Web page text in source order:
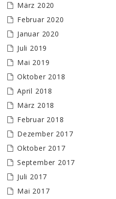
März 2020
Februar 2020
Januar 2020
Juli 2019
Mai 2019
Oktober 2018
April 2018
März 2018
Februar 2018
Dezember 2017
Oktober 2017
September 2017
Juli 2017
Mai 2017